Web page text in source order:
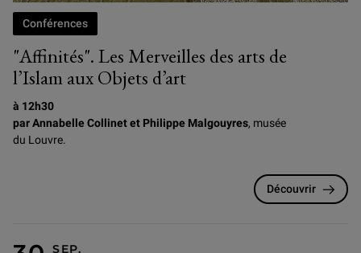
"Affinités". Les Merveilles des arts de
l’Islam aux Objets d’art
Conférences
à 12h30
par Annabelle Collinet et Philippe Malgouyres, musée
du Louvre.
Découvrir